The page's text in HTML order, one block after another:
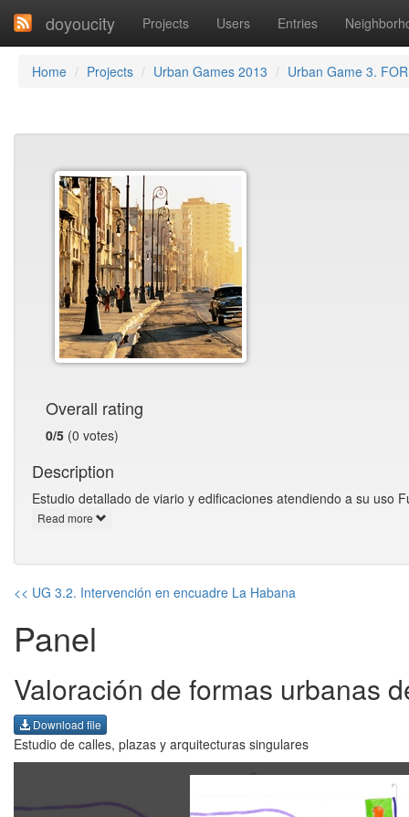
doyoucity Projects Users Entries
Home Projects Urban Games 2013 Urban Game 3.
Overall rating
0/5 (0 votes)
Description
Estudio detallado de viario y edificaciones atendiendo a su uso
Read more
<< UG 3.2. Intervención en encuadre La Habana
Panel
Valoración de formas urbanas
Download file
Estudio de calles, plazas y arquitecturas singulares